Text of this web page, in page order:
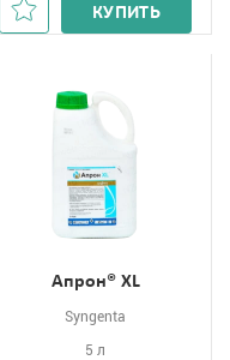
КУПИТЬ
Апрон® XL
Syngenta
5 л